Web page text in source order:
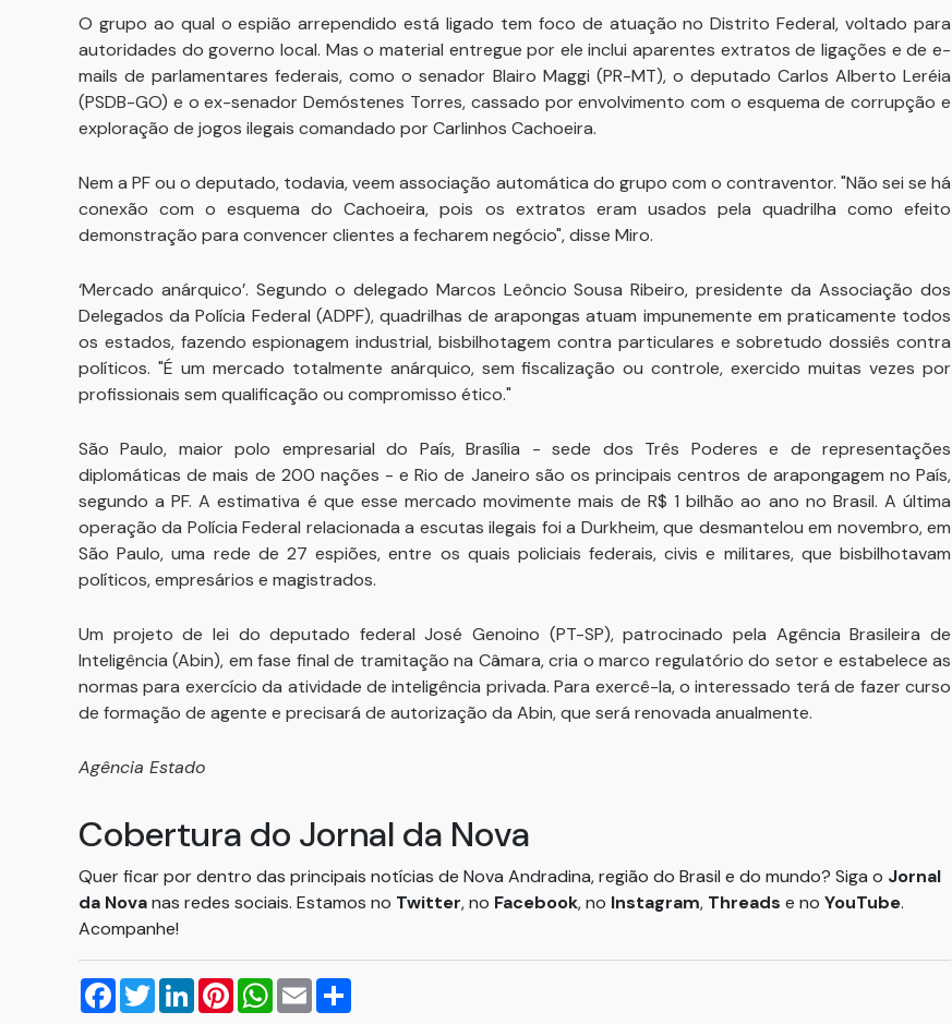
O grupo ao qual o espião arrependido está ligado tem foco de atuação no Distrito Federal, voltado para
autoridades do governo local. Mas o material entregue por ele inclui aparentes extratos de ligações e de e-
mails de parlamentares federais, como o senador Blairo Maggi (PR-MT), o deputado Carlos Alberto Leréia
(PSDB-GO) e o ex-senador Demóstenes Torres, cassado por envolvimento com o esquema de corrupção e
exploração de jogos ilegais comandado por Carlinhos Cachoeira.
Nem a PF ou o deputado, todavia, veem associação automática do grupo com o contraventor. "Não sei se há
conexão com o esquema do Cachoeira, pois os extratos eram usados pela quadrilha como efeito
demonstração para convencer clientes a fecharem negócio", disse Miro.
‘Mercado anárquico’. Segundo o delegado Marcos Leôncio Sousa Ribeiro, presidente da Associação dos
Delegados da Polícia Federal (ADPF), quadrilhas de arapongas atuam impunemente em praticamente todos
os estados, fazendo espionagem industrial, bisbilhotagem contra particulares e sobretudo dossiês contra
políticos. "É um mercado totalmente anárquico, sem fiscalização ou controle, exercido muitas vezes por
profissionais sem qualificação ou compromisso ético."
São Paulo, maior polo empresarial do País, Brasília - sede dos Três Poderes e de representações
diplomáticas de mais de 200 nações - e Rio de Janeiro são os principais centros de arapongagem no País,
segundo a PF. A estimativa é que esse mercado movimente mais de R$ 1 bilhão ao ano no Brasil. A última
operação da Polícia Federal relacionada a escutas ilegais foi a Durkheim, que desmantelou em novembro, em
São Paulo, uma rede de 27 espiões, entre os quais policiais federais, civis e militares, que bisbilhotavam
políticos, empresários e magistrados.
Um projeto de lei do deputado federal José Genoino (PT-SP), patrocinado pela Agência Brasileira de
Inteligência (Abin), em fase final de tramitação na Câmara, cria o marco regulatório do setor e estabelece as
normas para exercício da atividade de inteligência privada. Para exercê-la, o interessado terá de fazer curso
de formação de agente e precisará de autorização da Abin, que será renovada anualmente.
Agência Estado
Cobertura do Jornal da Nova
Quer ficar por dentro das principais notícias de Nova Andradina, região do Brasil e do mundo? Siga o Jornal
da Novanas redes sociais. Estamos no Twitter, no Facebook, no Instagram, Threads e no YouTube.
Acompanhe!
Facebook
TwitterLinkedInPinterestWhatsApp
Email